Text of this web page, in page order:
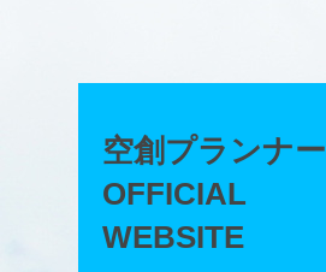
空創プランナー
OFFICIAL
WEBSITE